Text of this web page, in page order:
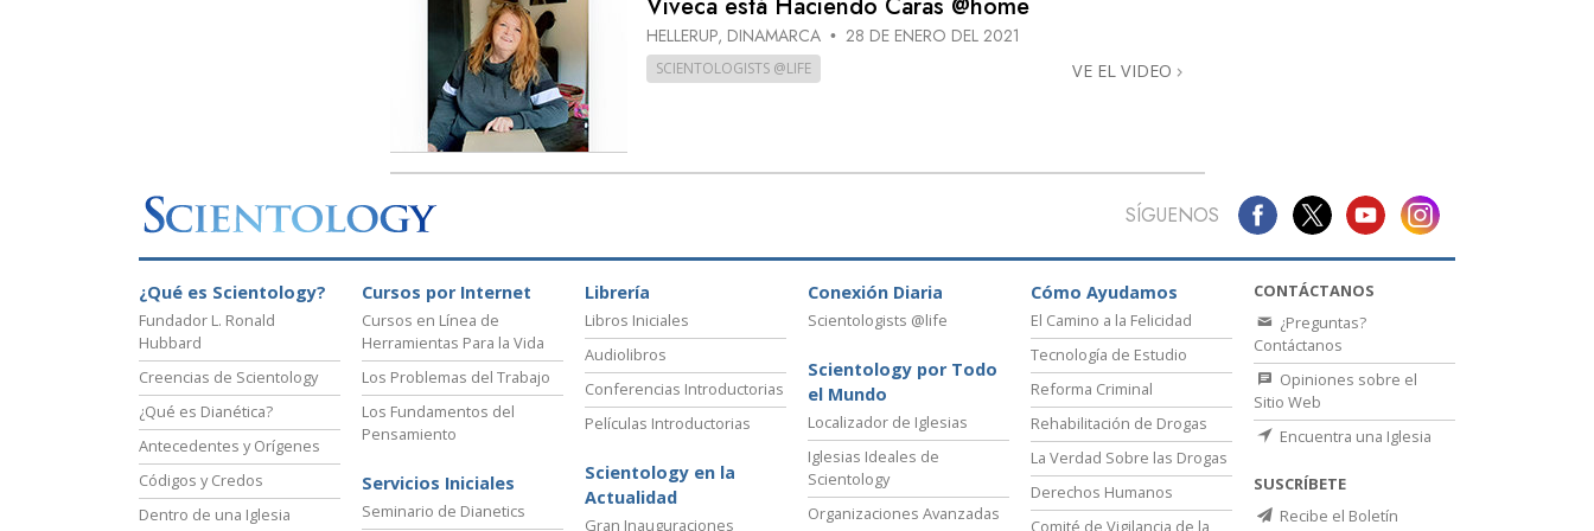
Amor y Odio: ¿Qué es Grandeza?
Los Niños
La Ética y las
La Causa de la Supresión
Investigaciones
Los Fundamentos de la Organización
Los Fundamentos de las Relaciones
Objetivos y Metas
La Tecnología de Estudio
Viveca está Haciendo Caras @home
HELLERUP, DINAMARCA • 28 DE ENERO DEL 2021
SCIENTOLOGISTS @LIFE VE EL VIDEO
SÍGUENOS
¿Qué es Scientology?
Fundador L. Ronald
Hubbard
Creencias de Scientology
¿Qué es Dianética?
Antecedentes y Orígenes
Códigos y Credos
Dentro de una Iglesia
Cursos por Internet
Cursos en Línea de
Herramientas Para la Vida
Los Problemas del Trabajo
Los Fundamentos del
Pensamiento
Servicios Iniciales
Seminario de Dianetics
Librería
Libros Iniciales
Audiolibros
Conferencias Introductorias
Películas Introductorias
Scientology en la
Actualidad
Gran Inauguraciones
Conexión Diaria
Scientologists @life
Scientology por Todo
el Mundo
Localizador de Iglesias
Iglesias Ideales de
Scientology
Organizaciones Avanzadas
Cómo Ayudamos
El Camino a la Felicidad
Tecnología de Estudio
Reforma Criminal
Rehabilitación de Drogas
La Verdad Sobre las Drogas
Derechos Humanos
Comité de Vigilancia de la
CONTÁCTANOS
¿Preguntas?
Contáctanos
Opiniones sobre el
Sitio Web
Encuentra una Iglesia
SUSCRÍBETE
Recibe el Boletín